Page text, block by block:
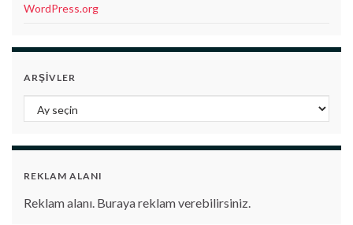
WordPress.org
ARŞIVLER
Arşivler
REKLAM ALANI
Reklam alanı. Buraya reklam verebilirsiniz.